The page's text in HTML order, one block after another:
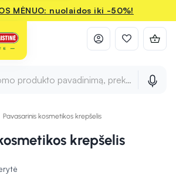
MĖNUO: nuolaidos iki -50%!
produkto pavadinimą, prekės ženklą ir
Pavasarinis kosmetikos krepšelis
krepšelis